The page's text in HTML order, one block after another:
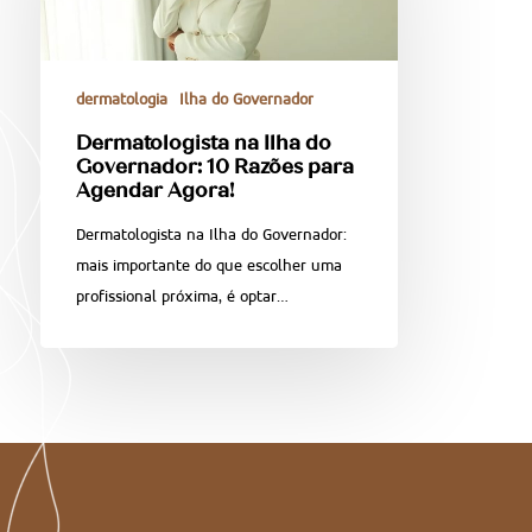
dermatologia Ilha do Governador
Dermatologista na Ilha do
Governador: 10 Razões para
Agendar Agora!
Dermatologista na Ilha do Governador:
mais importante do que escolher uma
profissional próxima, é optar…